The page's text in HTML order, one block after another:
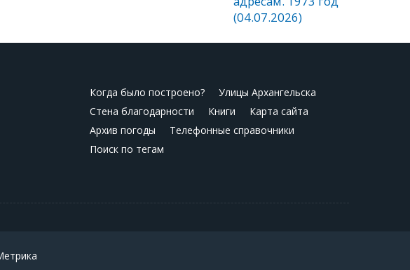
(04.07.2026)
Когда было построено?
Улицы Архангельска
Стена благодарности
Книги
Карта сайта
Архив погоды
Телефонные справочники
Поиск по тегам